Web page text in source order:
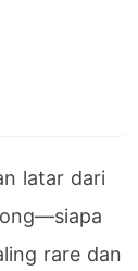
latar dari
rare dan